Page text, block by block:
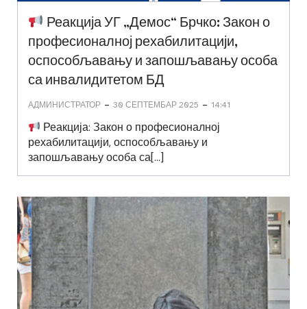
Реакција УГ „Демос“ Брчко: Закон о
професионалној рехабилитацији,
оспособљавању и запошљавању особа
са инвалидитетом БД
АДМИНИСТРАТОР - 30 СЕПТЕМБАР 2025 - 14:41
Реакција: Закон о професионалној
рехабилитацији, оспособљавању и
запошљавању особа са[…]